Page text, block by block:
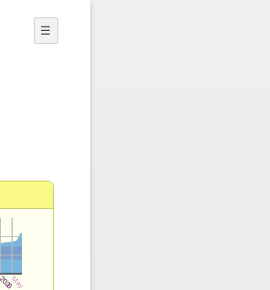
☰